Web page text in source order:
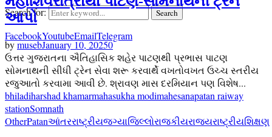
Search for: Search
FacebookYoutubeEmailTelegram
આપો
bymusebJanuary 10, 20250
ઉત્તર ગુજરાતના ઐતિહાસિક શહેર પાટણથી પ્રભાસ પાટણ
સોમનાથની સીધી ટ્રેન સેવા શરૂ કરવાર્થે વખતોવખત ઉચ્ચ સ્તરીય
રજુઆતો કરવામા આવી છે. શ્રાવણ માસ દરમિયાન પણ વિશેષ...
bhiladiharshad khamarmahasukha modimahesanapatan raiway
stationSomnath
OtherPatanઆંતરરાષ્ટ્રીયજગ્યાજિલ્લોરાજકીયરાજ્યરાષ્ટ્રીયશિક્ષણ